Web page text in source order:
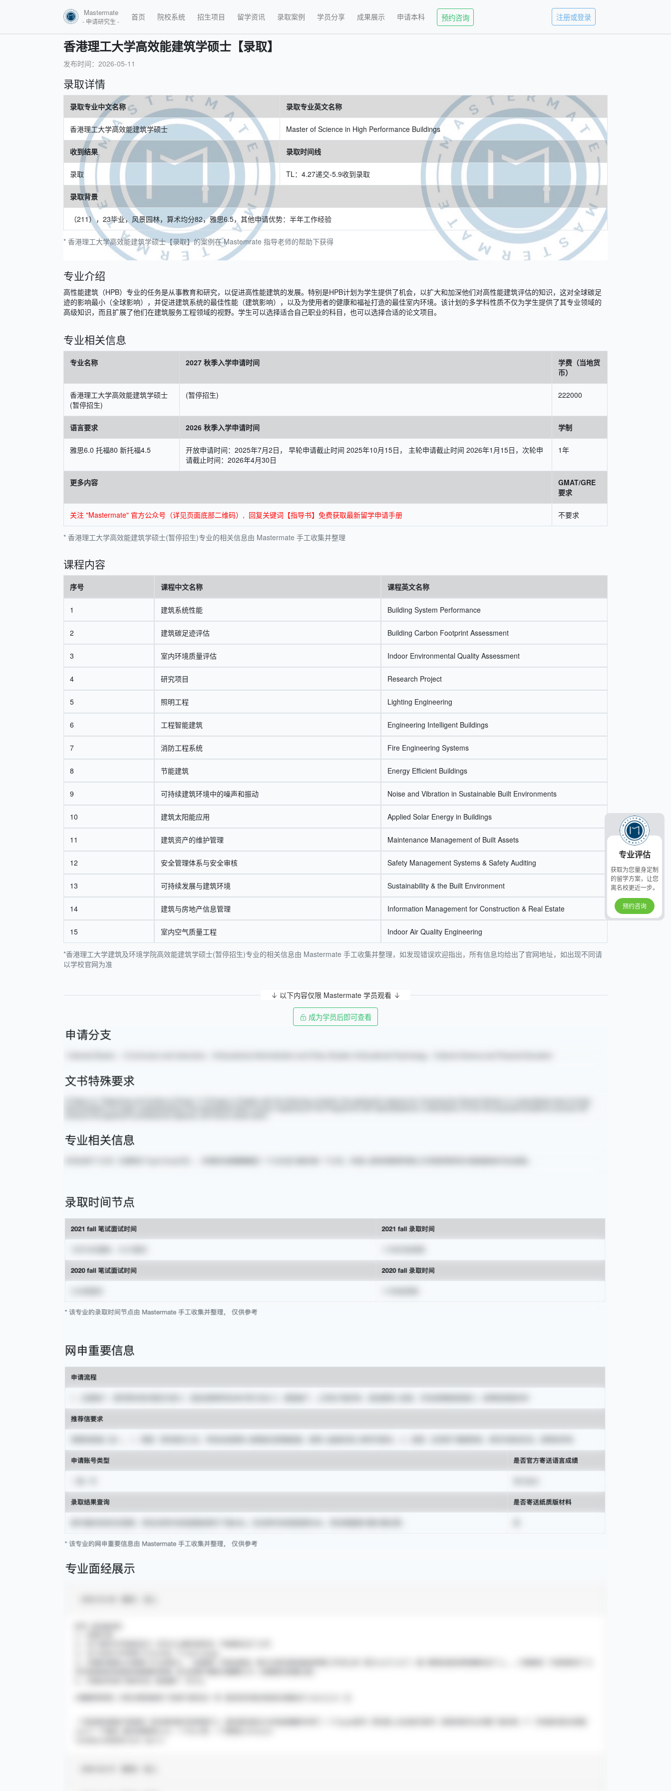
Mastermate
- 申请研究生 - 首页 院校系统 招生项目 留学资讯 录取案例 学员分享 成果展示 申请本科 预约咨询 注册或登录
专业评估
获取为您量身定制
的留学方案，让您
离名校更近一步。
预约咨询
香港理工大学高效能建筑学硕士【录取】
发布时间：2026-05-11
录取详情
* 香港理工大学高效能建筑学硕士【录取】的案例在 Mastemrate 指导老师的帮助下获得
录取专业中文名称 录取专业英文名称
香港理工大学高效能建筑学硕士 Master of Science in High Performance Buildings
收到结果 录取时间线
录取 TL：4.27递交-5.9收到录取
录取背景
（211），23毕业，风景园林，算术均分82，雅思6.5，其他申请优势：半年工作经验
专业介绍
高性能建筑（HPB）专业的任务是从事教育和研究，以促进高性能建筑的发展。特别是HPB计划为学生提供了机会，以扩大和加深他们对高性能建筑评估的知识，这对全球碳足
迹的影响最小（全球影响），并促进建筑系统的最佳性能（建筑影响），以及为使用者的健康和福祉打造的最佳室内环境。该计划的多学科性质不仅为学生提供了其专业领域的
高级知识，而且扩展了他们在建筑服务工程领域的视野。学生可以选择适合自己职业的科目，也可以选择合适的论文项目。
专业相关信息
* 香港理工大学高效能建筑学硕士(暂停招生)专业的相关信息由 Mastermate 手工收集并整理
专业名称 2027 秋季入学申请时间
学费（当地货
币）
香港理工大学高效能建筑学硕士
(暂停招生)
(暂停招生) 222000
语言要求 2026 秋季入学申请时间 学制
雅思6.0 托福80 新托福4.5
开放申请时间：2025年7月2日， 早轮申请截止时间 2025年10月15日， 主轮申请截止时间 2026年1月15日，次轮申
请截止时间：2026年4月30日
1年
更多内容
GMAT/GRE
要求
关注 "Mastermate" 官方公众号（详见页面底部二维码）, 回复关键词【指导书】免费获取最新留学申请手册 不要求
课程内容
*香港理工大学建筑及环境学院高效能建筑学硕士(暂停招生)专业的相关信息由 Mastermate 手工收集并整理，如发现错误欢迎指出，所有信息均给出了官网地址，如出现不同请
以学校官网为准
序号 课程中文名称 课程英文名称
1 建筑系统性能 Building System Performance
2 建筑碳足迹评估 Building Carbon Footprint Assessment
3 室内环境质量评估 Indoor Environmental Quality Assessment
4 研究项目 Research Project
5 照明工程 Lighting Engineering
6 工程智能建筑 Engineering Intelligent Buildings
7 消防工程系统 Fire Engineering Systems
8 节能建筑 Energy Efficient Buildings
9 可持续建筑环境中的噪声和振动 Noise and Vibration in Sustainable Built Environments
10 建筑太阳能应用 Applied Solar Energy in Buildings
11 建筑资产的维护管理 Maintenance Management of Built Assets
12 安全管理体系与安全审核 Safety Management Systems & Safety Auditing
13 可持续发展与建筑环境 Sustainability & the Built Environment
14 建筑与房地产信息管理 Information Management for Construction & Real Estate
15 室内空气质量工程 Indoor Air Quality Engineering
以下内容仅限 Mastermate 学员观看
成为学员后即可查看